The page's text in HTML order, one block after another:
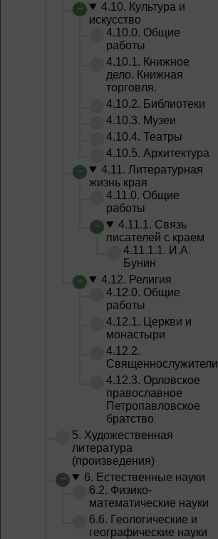
4.10. Культура и
искусство
4.10.0. Общие
работы
4.10.1. Книжное
дело. Книжная
торговля.
4.10.2. Библиотеки
4.10.3. Музеи
4.10.4. Театры
4.10.5. Архитектура
4.11. Литературная
жизнь края
4.11.0. Общие
работы
4.11.1. Связь
писателей с краем
4.11.1.1. И.А.
Бунин
4.12. Религия
4.12.0. Общие
работы
4.12.1. Церкви и
монастыри
4.12.2.
Священнослужители
4.12.3. Орловское
православное
Петропавловское
братство
5. Художественная
литература
(произведения)
6. Естественные науки
6.2. Физико-
математические науки
6.6. Геологические и
географические науки